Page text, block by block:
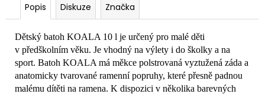
Popis Diskuze Značka
Dětský batoh KOALA 10 l je určený pro malé děti
v předškolním věku. Je vhodný na výlety i do školky a na
sport. Batoh KOALA má měkce polstrovaná vyztužená záda a
anatomicky tvarované ramenní popruhy, které přesně padnou
malému dítěti na ramena. K dispozici v několika barevných